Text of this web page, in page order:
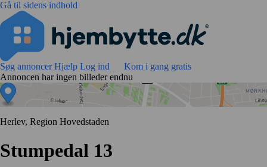
Gå til sidens indhold
Søg annoncerHjælp Log ind
Kom i gang gratis
Annoncen har ingen billeder endnu
Herlev, Region Hovedstaden
Stumpedal 13